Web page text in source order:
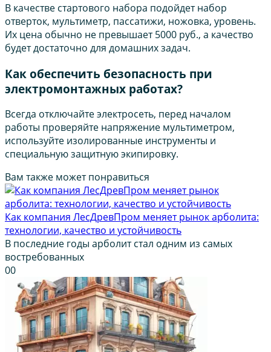
В качестве стартового набора подойдет набор
отверток, мультиметр, пассатижи, ножовка, уровень.
Их цена обычно не превышает 5000 руб., а качество
будет достаточно для домашних задач.
Как обеспечить безопасность при
электромонтажных работах?
Всегда отключайте электросеть, перед началом
работы проверяйте напряжение мультиметром,
используйте изолированные инструменты и
специальную защитную экипировку.
Вам также может понравиться
Как компания ЛесДревПром меняет рынок арболита:
технологии, качество и устойчивость
В последние годы арболит стал одним из самых
востребованных
00